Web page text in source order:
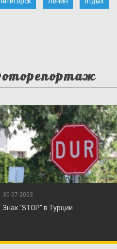
30-07-2023
Знак "STOP" в Турции